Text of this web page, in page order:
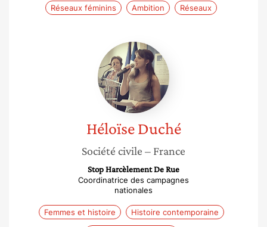
Réseaux féminins Ambition Réseaux
Héloïse
Duché
Héloïse Duché
Société civile – France
Stop Harcèlement De Rue
Coordinatrice des campagnes
nationales
Femmes et histoire Histoire contemporaine